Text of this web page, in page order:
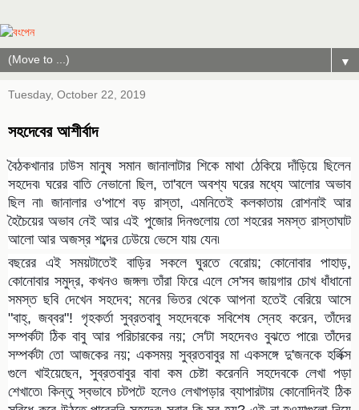
▼
Tuesday, October 22, 2019
সহদেবের আশীর্বাদ
বৈঠকখানার ঢাউস মানুষ সমান জানালাটার শিকে মাথা ঠেকিয়ে দাঁড়িয়ে ছিলেন
সহদেব৷ ঘরের বাতি নেভানো ছিল, তা'বলে অবশ্য ঘরের মধ্যে আলোর অভাব
ছিল না৷ জানালার ও'পাশে বড় রাস্তা, এমনিতেই কলকাতায় রোশনাই আর
হৈচৈয়ের অভাব নেই আর এই পুজোর দিনগুলোয় তো শহরের সমস্ত রাস্তাঘাট
আলো আর অজস্র শব্দের ঢেউয়ে ভেসে যায় যেন৷
বছরের এই সময়টাতেই বাড়ির সকলে ঘুরতে বেরোয়; কোনোবার পাহাড়,
কোনোবার সমুদ্র, কখনও জঙ্গল৷ তাঁরা ফিরে এলে সে'সব জায়গার চোখ ধাঁধানো
সমস্ত ছবি দেখেন সহদেব; মনের ভিতর থেকে আপনা হতেই বেরিয়ে আসে
"বাহ্, জব্বর"! গৃহকর্তা সুব্রতবাবু সহদেবকে সবিশেষ স্নেহ করেন, তাঁদের
সম্পর্কটা ঠিক বাবু আর পরিচারকের নয়; সে'টা সহদেবও বুঝতে পারে৷ তাঁদের
সম্পর্কটা তো আজকের নয়; একসময় সুব্রতবাবুর মা একসঙ্গে দু'জনকে হর্লিক্স
গুলে খাইয়েছেন, সুব্রতবাবুর বাবা কম চেষ্টা করেননি সহদেবকে লেখা পড়া
শেখাতে৷ কিন্তু স্বভাবে চটপটে হলেও লেখাপড়ার ব্যাপারটায় কোনোদিনই ঠিক